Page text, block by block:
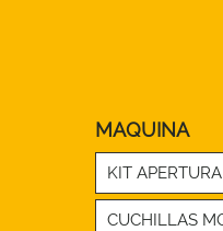
MAQUINA
KIT
CUCHILLAS